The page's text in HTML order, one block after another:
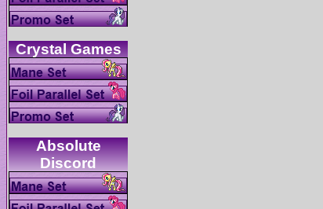
Absolute